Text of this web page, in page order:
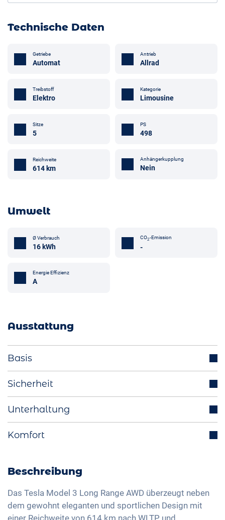
Technische Daten
Getriebe
Automat
Antrieb
Allrad
Treibstoff
Elektro
Kategorie
Limousine
Sitze
5
PS
498
Reichweite
614 km
Anhängerkupplung
Nein
Umwelt
Ø Verbrauch
16 kWh
CO2-Emission
-
Energie Effizienz
A
Ausstattung
Basis
Ladekabel Mode 3 Typ 2
LED-Rückleuchten
Aussenspiegel elektrisch verstellbar
Sicherheit
Spurhalteassistent
Verkehrszeichenerkennung
Seitenairbags hinten
Reifendruckkontrolle
Unterhaltung
Freisprechanlage
Sprachsteuerung
USB-Schnittstelle
Komfort
Panoramadach
Klimaautomatik
Beschreibung
Das Tesla Model 3 Long Range AWD überzeugt neben
dem gewohnt eleganten und sportlichen Design mit
einer Reichweite von 614 km nach WLTP und